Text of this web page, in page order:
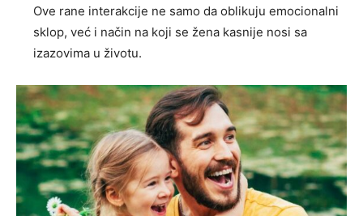
Ove rane interakcije ne samo da oblikuju emocionalni
sklop, već i način na koji se žena kasnije nosi sa
izazovima u životu.